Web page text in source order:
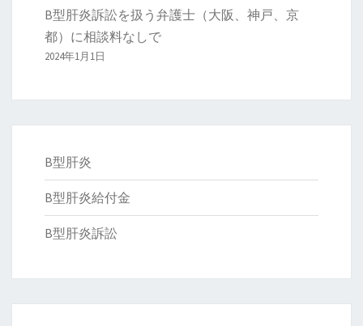
B型肝炎訴訟を扱う弁護士（大阪、神戸、京
都）に相談料なしで
2024年1月1日
B型肝炎
B型肝炎給付金
B型肝炎訴訟